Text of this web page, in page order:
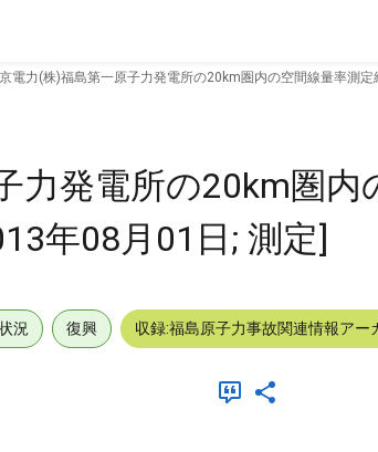
電力(株)福島第一原子力発電所の20km圏内の空間線量率測
力発電所の20km圏内
年08月01日; 測定]
況 復興 収録:福島原子力事故関連情報ア